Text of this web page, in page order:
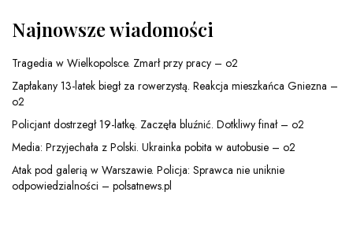
Najnowsze wiadomości
Tragedia w Wielkopolsce. Zmarł przy pracy – o2
Zapłakany 13-latek biegł za rowerzystą. Reakcja mieszkańca Gniezna –
o2
Policjant dostrzegł 19-latkę. Zaczęła bluźnić. Dotkliwy finał – o2
Media: Przyjechała z Polski. Ukrainka pobita w autobusie – o2
Atak pod galerią w Warszawie. Policja: Sprawca nie uniknie
odpowiedzialności – polsatnews.pl